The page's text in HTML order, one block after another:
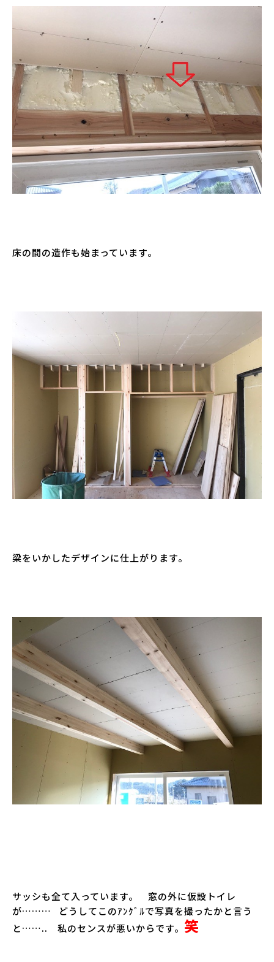
床の間の造作も始まっています。
梁をいかしたデザインに仕上がります。
サッシも全て入っています。 窓の外に仮設トイレ
が……… どうしてこのｱﾝｸﾞﾙで写真を撮ったかと言う
と…….. 私のセンスが悪いからです。 笑